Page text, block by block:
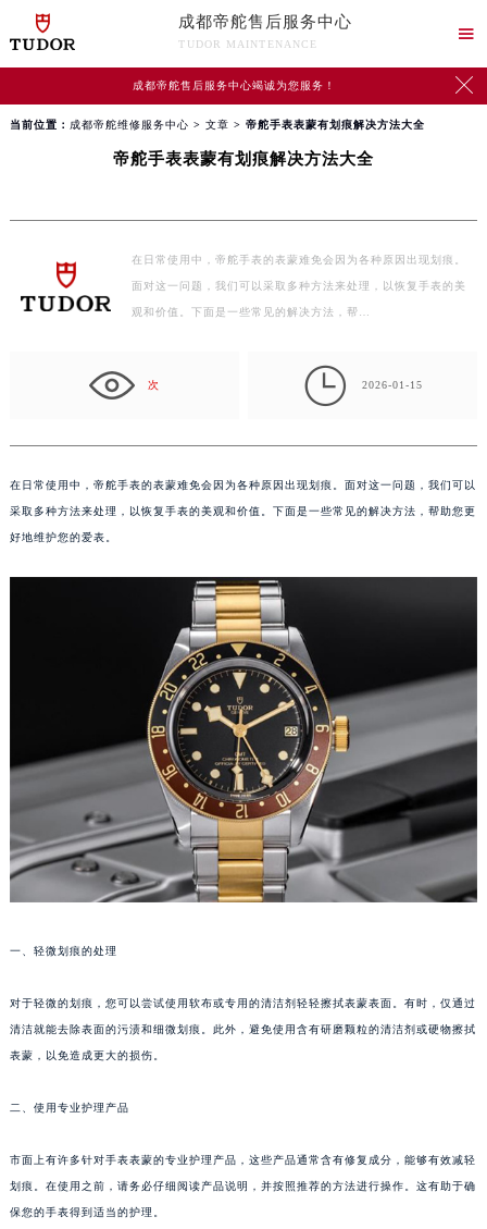
成都帝舵售后服务中心
TUDOR MAINTENANCE

成都帝舵售后服务中心竭诚为您服务！ 
当前位置： 成都帝舵维修服务中心 > 文章 > 帝舵手表表蒙有划痕解决方法大全
帝舵手表表蒙有划痕解决方法大全
在日常使用中，帝舵手表的表蒙难免会因为各种原因出现划痕。
面对这一问题，我们可以采取多种方法来处理，以恢复手表的美
观和价值。下面是一些常见的解决方法，帮…
次  2026-01-15
在日常使用中，帝舵手表的表蒙难免会因为各种原因出现划痕。面对这一问题，我们可以
采取多种方法来处理，以恢复手表的美观和价值。下面是一些常见的解决方法，帮助您更
好地维护您的爱表。
一、轻微划痕的处理
对于轻微的划痕，您可以尝试使用软布或专用的清洁剂轻轻擦拭表蒙表面。有时，仅通过
清洁就能去除表面的污渍和细微划痕。此外，避免使用含有研磨颗粒的清洁剂或硬物擦拭
表蒙，以免造成更大的损伤。
二、使用专业护理产品
市面上有许多针对手表表蒙的专业护理产品，这些产品通常含有修复成分，能够有效减轻
划痕。在使用之前，请务必仔细阅读产品说明，并按照推荐的方法进行操作。这有助于确
保您的手表得到适当的护理。